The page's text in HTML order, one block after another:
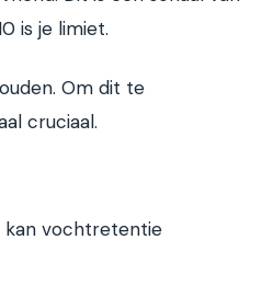
is je limiet.
Om dit te
cruciaal.
kan vochtretentie